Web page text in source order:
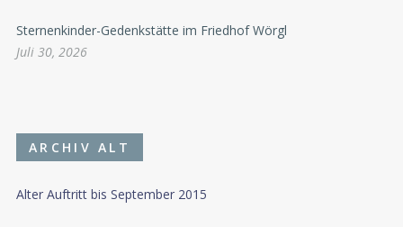
Sternenkinder-Gedenkstätte im Friedhof Wörgl
Juli 30, 2026
ARCHIV ALT
Alter Auftritt bis September 2015